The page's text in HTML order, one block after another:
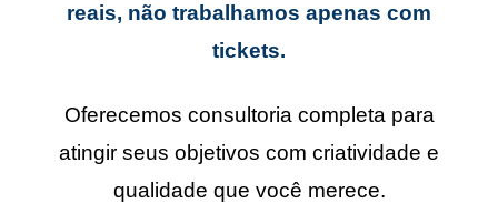
reais, não trabalhamos apenas com
tickets.
Oferecemos consultoria completa para
atingir seus objetivos com criatividade e
qualidade que você merece.